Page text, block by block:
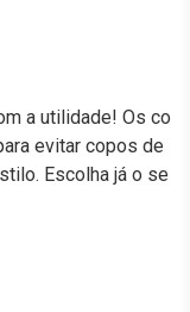
a utilidade! Os co
evitar copos de
Escolha já o se